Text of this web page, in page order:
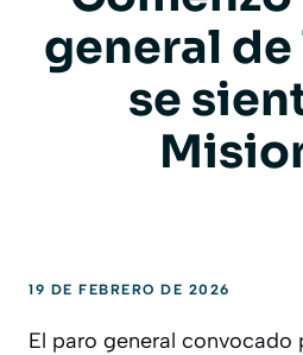
general de
se
19 DE FEBRERO DE 2026
El paro general convocado